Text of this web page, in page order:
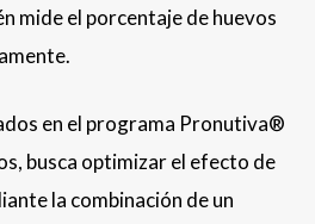
mide el porcentaje de huevos
en el programa Pronutiva®
busca optimizar el efecto de
la combinación de un